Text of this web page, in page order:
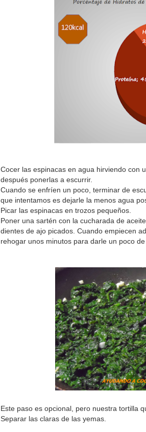
Cocer las espinacas en agua hirviendo con
después ponerlas a escurrir.
Cuando se enfríen un poco, terminar de
que intentamos es dejarle la menos agua
Picar las espinacas en trozos pequeños.
Poner una sartén con la cucharada de
dientes de ajo picados. Cuando empiecen
rehogar unos minutos para darle un poco
Este paso es opcional, pero nuestra tortilla
Separar las claras de las yemas.